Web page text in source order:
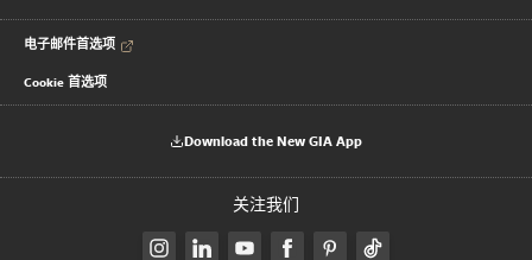
电子邮件首选项
Cookie 首选项
Download the New GIA App
关注我们